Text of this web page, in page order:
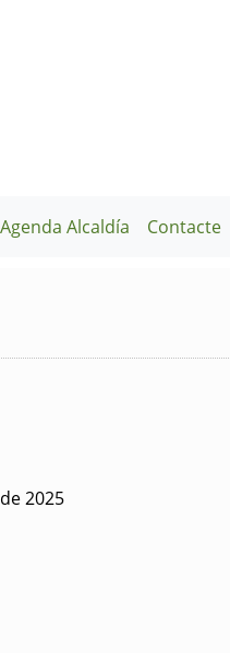
Agenda Alcaldía Contacte
2025